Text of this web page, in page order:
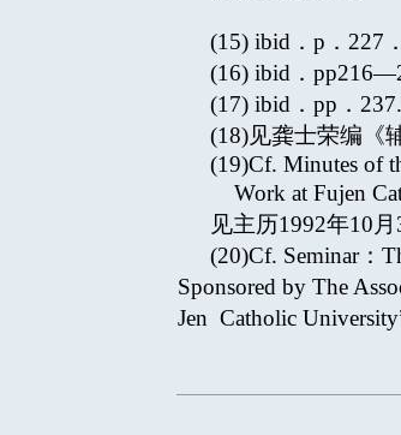
(15) ibid．p．227．
(16) ibid．
(17) ibid．pp．
(18)见龚士荣编《
(19)Cf. Minutes of
Work at Fujen
见主历1992年10
(20)Cf. Seminar：
Sponsored by The
Jen Catholic